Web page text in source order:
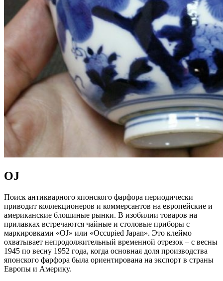
OJ
Поиск антикварного японского фарфора периодически
приводит коллекционеров и коммерсантов на европейские и
американские блошиные рынки. В изобилии товаров на
прилавках встречаются чайные и столовые приборы с
маркировками «OJ» или «Occupied Japan». Это клеймо
охватывает непродолжительный временной отрезок – с весны
1945 по весну 1952 года, когда основная доля производства
японского фарфора была ориентирована на экспорт в страны
Европы и Америку.